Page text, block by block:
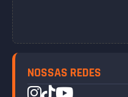
NOSSAS REDES